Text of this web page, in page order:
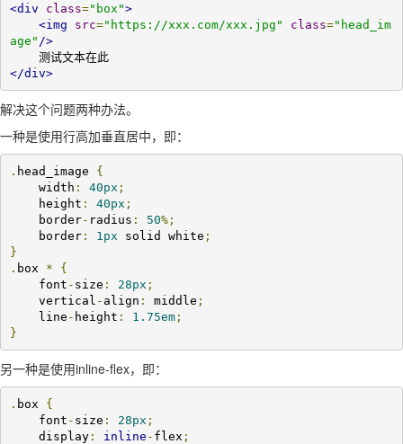
<div
class="box">
<img
src="https://xxx.com/xxx.jpg" class="head_im
age" />
    测试文本在此
</div>
解决这个问题两种办法。
一种是使用行高加垂直居中，即：
. head_image {
    width
: 40px ;
    height
: 40px ;
    border
- radius : 50%;
    border
: 1px solid white ;
}
. box *
{
    font
- size : 28px ;
    vertical
- align : middle ;
    line
- height : 1.75em;
}
另一种是使用inline-flex，即：
. box {
    font
- size : 28px ;
    display
: inline - flex ;